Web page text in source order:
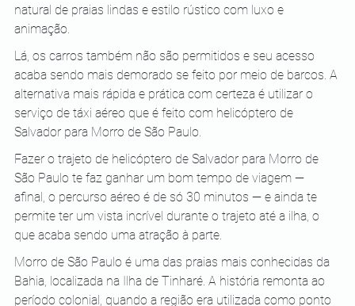
natural de praias lindas e estilo rústico com luxo e
animação.
Lá, os carros também não são permitidos e seu acesso
acaba sendo mais demorado se feito por meio de barcos. A
alternativa mais rápida e prática com certeza é utilizar o
serviço de táxi aéreo que é feito com helicóptero de
Salvador para Morro de São Paulo.
Fazer o trajeto de helicóptero de Salvador para Morro de
São Paulo te faz ganhar um bom tempo de viagem —
afinal, o percurso aéreo é de só 30 minutos — e ainda te
permite ter um vista incrível durante o trajeto até a ilha, o
que acaba sendo uma atração à parte.
Morro de São Paulo é uma das praias mais conhecidas da
Bahia, localizada na Ilha de Tinharé. A história remonta ao
período colonial, quando a região era utilizada como ponto